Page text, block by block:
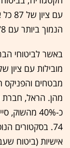
עם
הנמוך ביותר עם 78.
באשר לביטוחי
מבטחים והפניקס
מהן. הראל, חברת
כ-40%
74. בסקטורים
אישיות (ביטוח